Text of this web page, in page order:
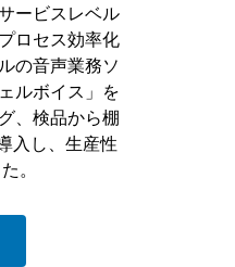
ービスレベル
ロセス効率化
の音声業務ソ
ルボイス」を
、検品から棚
入し、生産性
。